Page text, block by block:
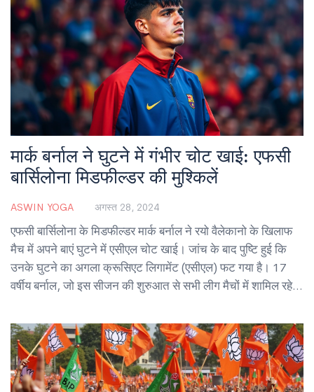
मार्क बर्नाल ने घुटने में गंभीर चोट खाई: एफसी
बार्सिलोना मिडफील्डर की मुश्किलें
ASWIN YOGA अगस्त 28, 2024
एफसी बार्सिलोना के मिडफील्डर मार्क बर्नाल ने रयो वैलेकानो के खिलाफ
मैच में अपने बाएं घुटने में एसीएल चोट खाई। जांच के बाद पुष्टि हुई कि
उनके घुटने का अगला क्रूसिएट लिगामेंट (एसीएल) फट गया है। 17
वर्षीय बर्नाल, जो इस सीजन की शुरुआत से सभी लीग मैचों में शामिल रहे